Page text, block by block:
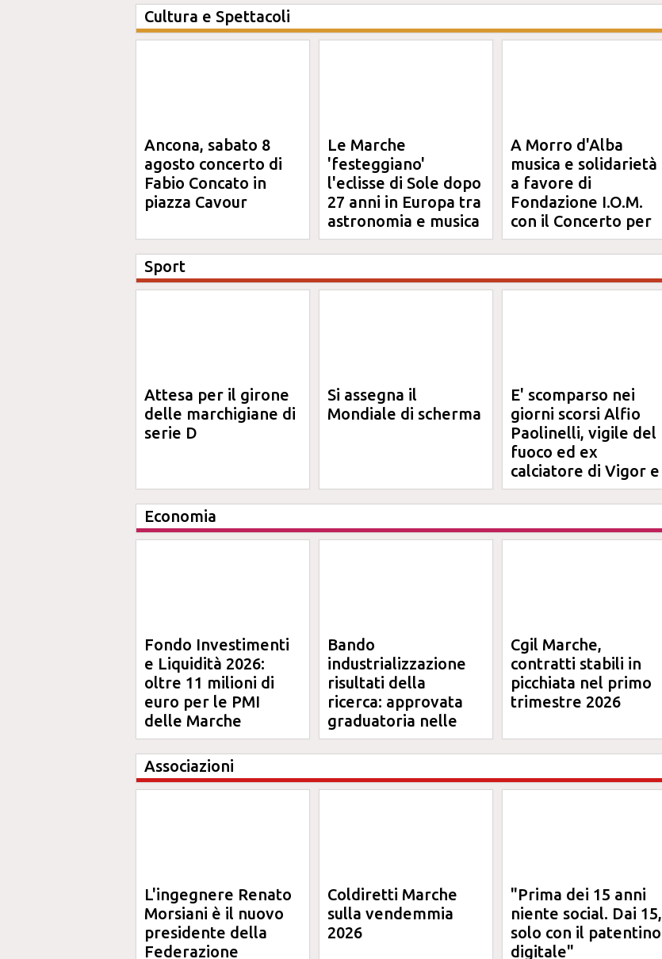
Cultura e Spettacoli
Ancona, sabato 8
agosto concerto di
Fabio Concato in
piazza Cavour
Le Marche
'festeggiano'
l'eclisse di Sole dopo
27 anni in Europa tra
astronomia e musica
A Morro d'Alba
musica e solidarietà
a favore di
Fondazione I.O.M.
con il Concerto per
Anna
Sport
Attesa per il girone
delle marchigiane di
serie D
Si assegna il
Mondiale di scherma
E' scomparso nei
giorni scorsi Alfio
Paolinelli, vigile del
fuoco ed ex
calciatore di Vigor e
Jesina
Economia
Fondo Investimenti
e Liquidità 2026:
oltre 11 milioni di
euro per le PMI
delle Marche
Bando
industrializzazione
risultati della
ricerca: approvata
graduatoria nelle
Marche
Cgil Marche,
contratti stabili in
picchiata nel primo
trimestre 2026
Associazioni
L'ingegnere Renato
Morsiani è il nuovo
presidente della
Federazione
Coldiretti Marche
sulla vendemmia
2026
"Prima dei 15 anni
niente social. Dai 15,
solo con il patentino
digitale"